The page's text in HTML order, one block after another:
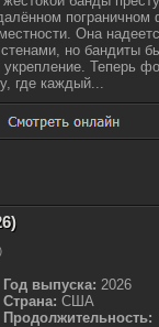
пограничном
Она
но бандиты
Теперь
где каждый...
Год выпуска: 2026
Страна: США
Продолжительность: